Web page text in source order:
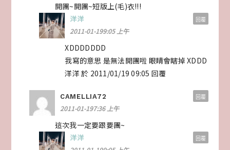
開團~開團~短版上(毛)衣!!!
洋洋
2011-01-199:05 上午
XDDDDDDD
我寫的意思 是無法開團啦 眼睛會瞎掉 XDDD
洋洋 於 2011/01/19 09:05 回覆
回覆
CAMELLIA72
2011-01-197:36 上午
這次我一定要跟要團~
回覆
洋洋 回覆